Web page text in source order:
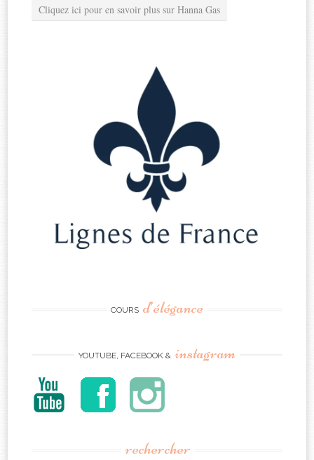
Cliquez ici pour en savoir plus sur Hanna Gas
COURS d’élégance
YOUTUBE, FACEBOOK & instagram
rechercher